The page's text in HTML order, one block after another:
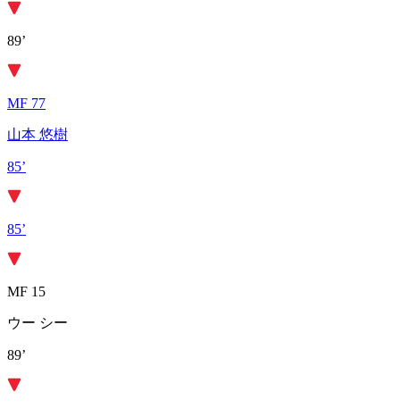
89’
MF 77
山本 悠樹
85’
85’
MF 15
ウー シー
89’